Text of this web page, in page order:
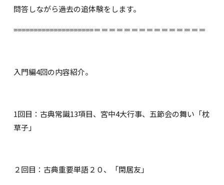
問答しながら過去の追体験をします。
====================＝＝＝＝＝＝＝＝＝＝＝＝＝＝＝
入門編4回の内容紹介。
1回目：古典常識13項目、宮中4大行事、五節会の舞い「枕
草子」
２回目：古典重要単語２０、「閑居友」